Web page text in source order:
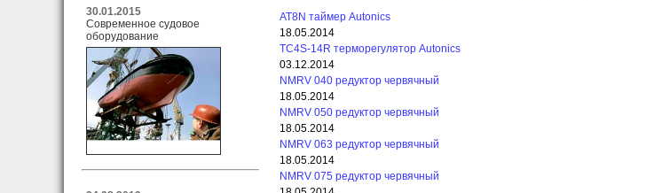
30.01.2015
Современное судовое
оборудование
AT8N таймер Autonics
18.05.2014
TC4S-14R терморегулятор Autonics
03.12.2014
NMRV 040 редуктор червячный
18.05.2014
NMRV 050 редуктор червячный
18.05.2014
NMRV 063 редуктор червячный
18.05.2014
NMRV 075 редуктор червячный